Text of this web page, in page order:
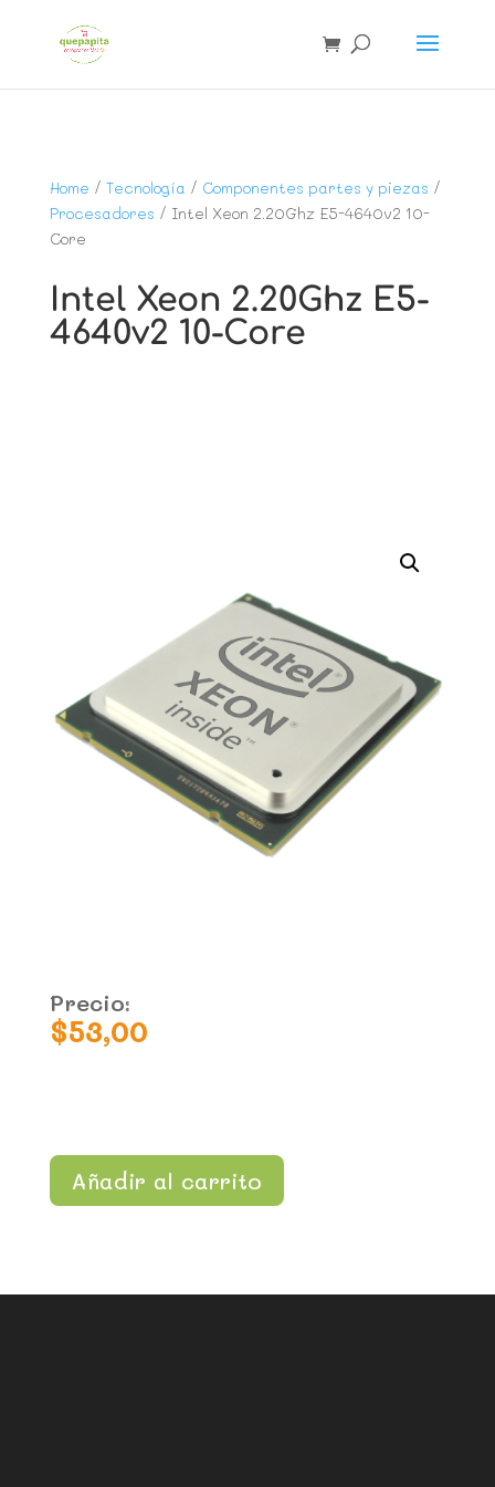
Home / Tecnología / Componentes partes y piezas /
Procesadores / Intel Xeon 2.20Ghz E5-4640v2 10-
Core
Intel Xeon 2.20Ghz E5-
4640v2 10-Core
Precio:
$53,00
Añadir al carrito